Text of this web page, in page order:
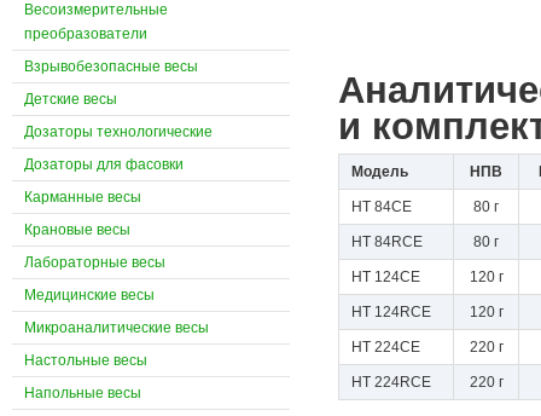
и
Модель НПВ
HT 84CE 80 г
HT 84RCE 80 г
HT 124CE 120 г
HT 124RCE 120 г
HT 224CE 220 г
HT 224RCE 220 г
Весоизмерительные
преобразователи
Взрывобезопасные весы
Детские весы
Дозаторы технологические
Дозаторы для фасовки
Карманные весы
Крановые весы
Лабораторные весы
Медицинские весы
Микроаналитические весы
Настольные весы
Напольные весы